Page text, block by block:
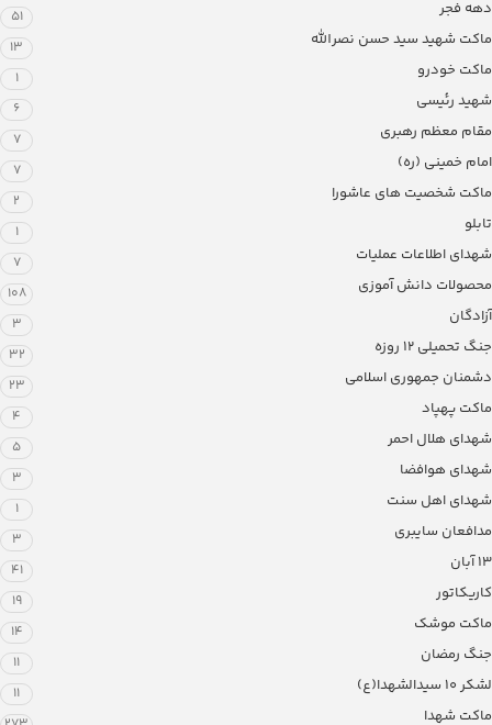
دهه فجر 51
ماکت شهید سید حسن نصرالله 13
ماکت خودرو 1
شهید رئیسی 6
مقام معظم رهبری 7
امام خمینی (ره) 7
ماکت شخصیت های عاشورا 2
تابلو 1
شهدای اطلاعات عملیات 7
محصولات دانش آموزی 108
آزادگان 3
جنگ تحمیلی 12 روزه 32
دشمنان جمهوری اسلامی 23
ماکت پهپاد 4
شهدای هلال احمر 5
شهدای هوافضا 3
شهدای اهل سنت 1
مدافعان سایبری 3
13 آبان 41
کاریکاتور 19
ماکت موشک 14
جنگ رمضان 11
لشکر ۱۰ سیدالشهدا(ع) 11
ماکت شهدا